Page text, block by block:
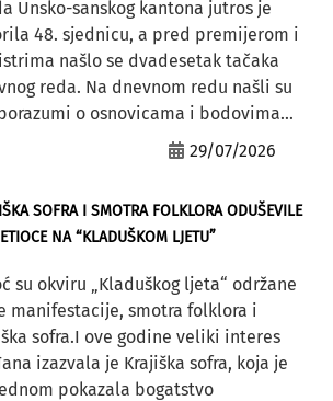
Unsko-sanskog kantona jutros je
48. sjednicu, a pred premijerom i
našlo se dvadesetak tačaka
reda. Na dnevnom redu našli su
o osnovicama i bodovima...
29/07/2026
SOFRA I SMOTRA FOLKLORA ODUŠEVILE
NA “KLADUŠKOM LJETU”
su okviru „Kladuškog ljeta“ održane
manifestacije, smotra folklora i
sofra.I ove godine veliki interes
izazvala je Krajiška sofra, koja je
pokazala bogatstvo